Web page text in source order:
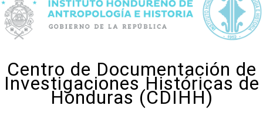
Centro de Documentación de
Investigaciones Históricas de
Honduras (CDIHH)